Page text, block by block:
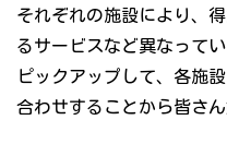
それぞれの施設により、
るサービスなど異なって
ピックアップして、各施
合わせすることから皆さん